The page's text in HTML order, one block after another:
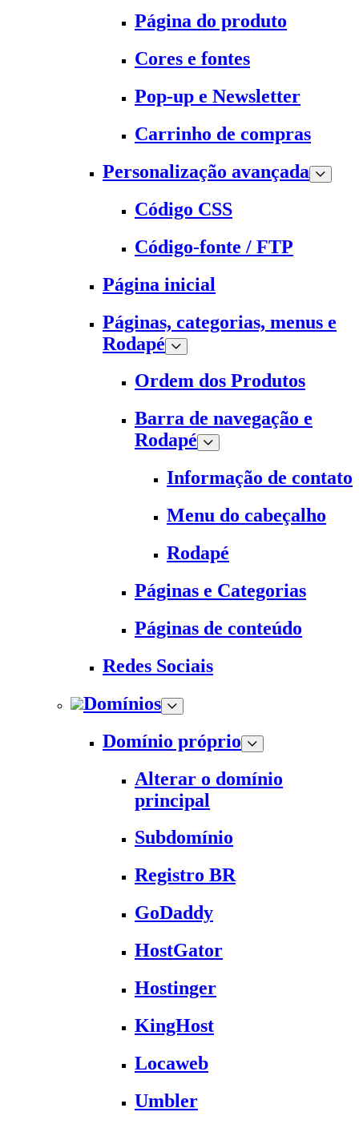
Página do produto
Cores e fontes
Pop-up e Newsletter
Carrinho de compras
Personalização avançada
Código CSS
Código-fonte / FTP
Página inicial
Páginas, categorias, menus e
Rodapé
Ordem dos Produtos
Barra de navegação e
Rodapé
Informação de contato
Menu do cabeçalho
Rodapé
Páginas e Categorias
Páginas de conteúdo
Redes Sociais
Domínios
Domínio próprio
Alterar o domínio
principal
Subdomínio
Registro BR
GoDaddy
HostGator
Hostinger
KingHost
Locaweb
Umbler